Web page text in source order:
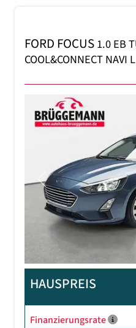
FORD FOCUS1.0 EB
COOL&CONNECT NAVI
Previous
HAUSPREIS
Finanzierungsrate